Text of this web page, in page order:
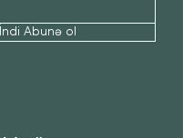
İndi Abunə ol